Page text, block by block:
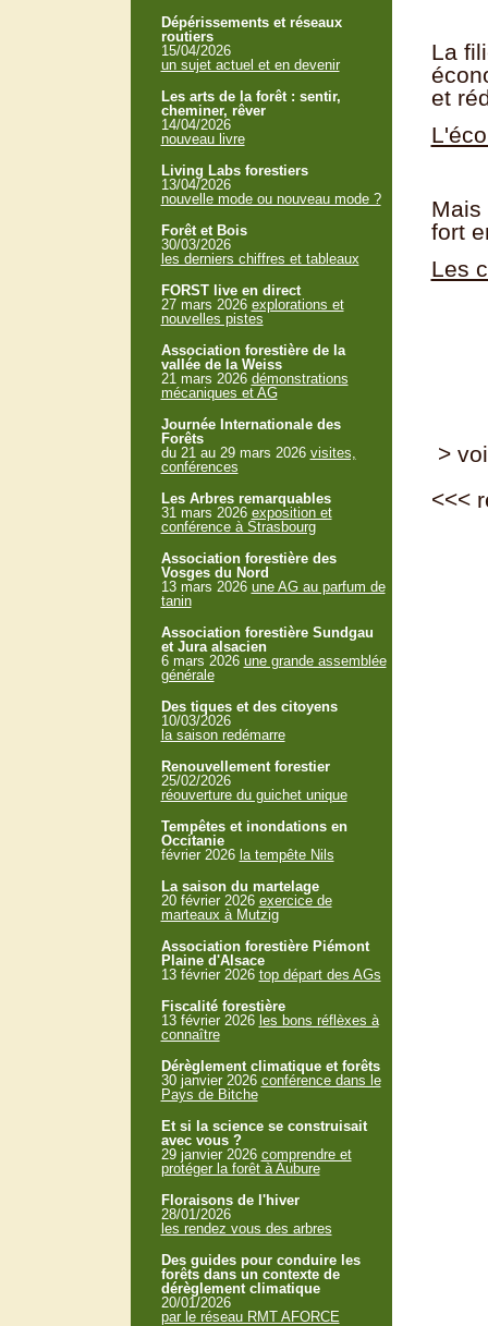
La
et
Mais
fort
Les
>
<<<
Dépérissements et réseaux
routiers
15/04/2026
un sujet actuel et en devenir
Les arts de la forêt : sentir,
cheminer, rêver
14/04/2026
nouveau livre
Living Labs forestiers
13/04/2026
nouvelle mode ou nouveau mode ?
Forêt et Bois
30/03/2026
les derniers chiffres et tableaux
FORST live en direct
27 mars 2026 explorations et
nouvelles pistes
Association forestière de la
vallée de la Weiss
21 mars 2026 démonstrations
mécaniques et AG
Journée Internationale des
Forêts
du 21 au 29 mars 2026 visites,
conférences
Les Arbres remarquables
31 mars 2026 exposition et
conférence à Strasbourg
Association forestière des
Vosges du Nord
13 mars 2026 une AG au parfum de
tanin
Association forestière Sundgau
et Jura alsacien
6 mars 2026 une grande assemblée
générale
Des tiques et des citoyens
10/03/2026
la saison redémarre
Renouvellement forestier
25/02/2026
réouverture du guichet unique
Tempêtes et inondations en
Occitanie
février 2026 la tempête Nils
La saison du martelage
20 février 2026 exercice de
marteaux à Mutzig
Association forestière Piémont
Plaine d'Alsace
13 février 2026 top départ des AGs
Fiscalité forestière
13 février 2026 les bons réflèxes à
connaître
Dérèglement climatique et forêts
30 janvier 2026 conférence dans le
Pays de Bitche
Et si la science se construisait
avec vous ?
29 janvier 2026 comprendre et
protéger la forêt à Aubure
Floraisons de l'hiver
28/01/2026
les rendez vous des arbres
Des guides pour conduire les
forêts dans un contexte de
dérèglement climatique
20/01/2026
par le réseau RMT AFORCE